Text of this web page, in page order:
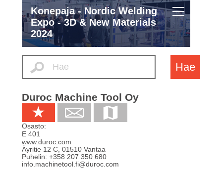
Konepaja - Nordic Welding
Expo - 3D & New Materials
2024
Hae
Duroc Machine Tool Oy
Osasto:
E 401
www.duroc.com
Äyritie 12 C 01510 Vantaa
Puhelin: +358 207 350 680
info.machinetool.fi@duroc.com